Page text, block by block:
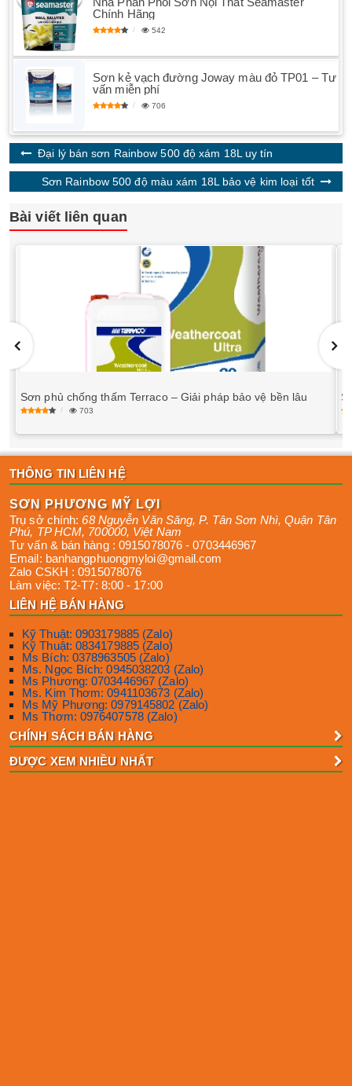
Chính Hãng
542
Sơn kẻ vạch đường Joway màu đỏ TP01 – Tư
vấn miễn phí
706
Đại lý bán sơn Rainbow 500 độ xám 18L uy tín
Sơn Rainbow 500 độ màu xám 18L bảo vệ kim loại tốt
Bài viết liên quan
Sơn phủ chống thấm Terraco – Giải pháp bảo vệ bền lâu
703
THÔNG TIN LIÊN HỆ
SƠN PHƯƠNG MỸ LỢI
Trụ sở chính:68 Nguyễn Văn Săng, P. Tân Sơn Nhì,Quận Tân
Phú, TP HCM, 700000, Việt Nam
Tư vấn & bán hàng : 0915078076 -0703446967
Email: banhangphuongmyloi@gmail.com
Zalo CSKH :0915078076
Làm việc: T2-T7: 8:00 - 17:00
LIÊN HỆ BÁN HÀNG
Kỹ Thuật: 0903179885 (Zalo)
Kỹ Thuật: 0834179885 (Zalo)
Ms Bích: 0378963505 (Zalo)
Ms. Ngọc Bích: 0945038203 (Zalo)
Ms Phương: 0703446967 (Zalo)
Ms. Kim Thơm: 0941103673 (Zalo)
Ms Mỹ Phương: 0979145802 (Zalo)
Ms Thơm: 0976407578 (Zalo)
CHÍNH SÁCH BÁN HÀNG
ĐƯỢC XEM NHIỀU NHẤT